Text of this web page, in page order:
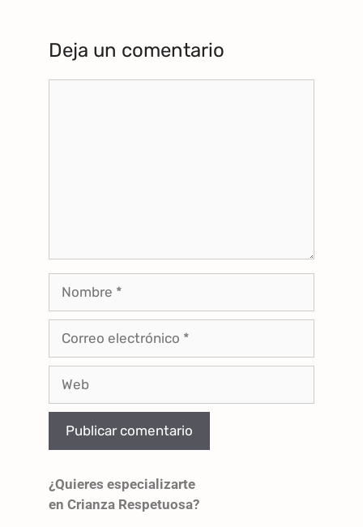
Deja un comentario
¿Quieres especializarte
en Crianza Respetuosa?